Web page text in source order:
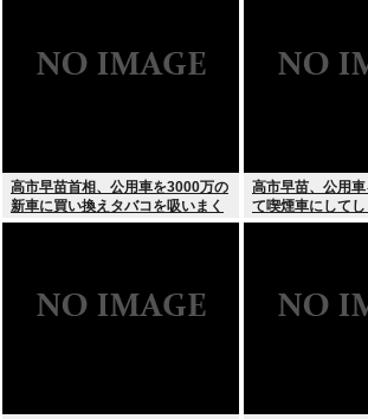
高市早苗首相、公用車を3000万の
新車に買い換えタバコを吸いまく
っていた
高市早苗、公用
て喫煙車にして